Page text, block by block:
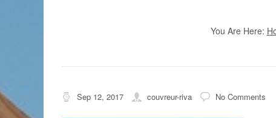
You Are Here:
Sep 12, 2017 couvreur-riva No Comments